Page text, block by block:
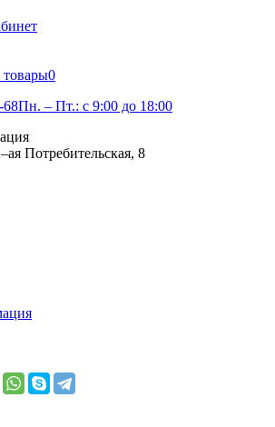
0
68Пн. – Пт.: с 9:00 до 18:00
Потребительская, 8